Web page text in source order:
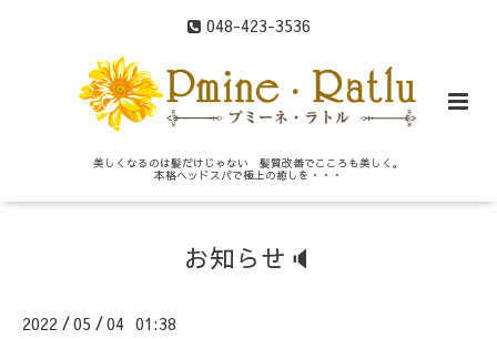
048-423-3536
美しくなるのは髪だけじゃない 髪質改善でこころも美しく。
本格ヘッドスパで極上の癒しを・・・
お知らせ🔈
2022 /05 /04 01:38